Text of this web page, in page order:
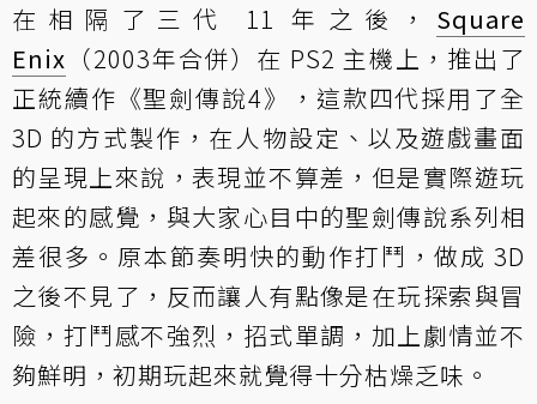
在相隔了三代 11 年之後， Square
Enix （2003年合併）在 PS2 主機上，推出了
正統續作《聖劍傳說4》，這款四代採用了全
3D 的方式製作，在人物設定、以及遊戲畫面
的呈現上來說，表現並不算差，但是實際遊玩
起來的感覺，與大家心目中的聖劍傳說系列相
差很多。原本節奏明快的動作打鬥，做成 3D
之後不見了，反而讓人有點像是在玩探索與冒
險，打鬥感不強烈，招式單調，加上劇情並不
夠鮮明，初期玩起來就覺得十分枯燥乏味。